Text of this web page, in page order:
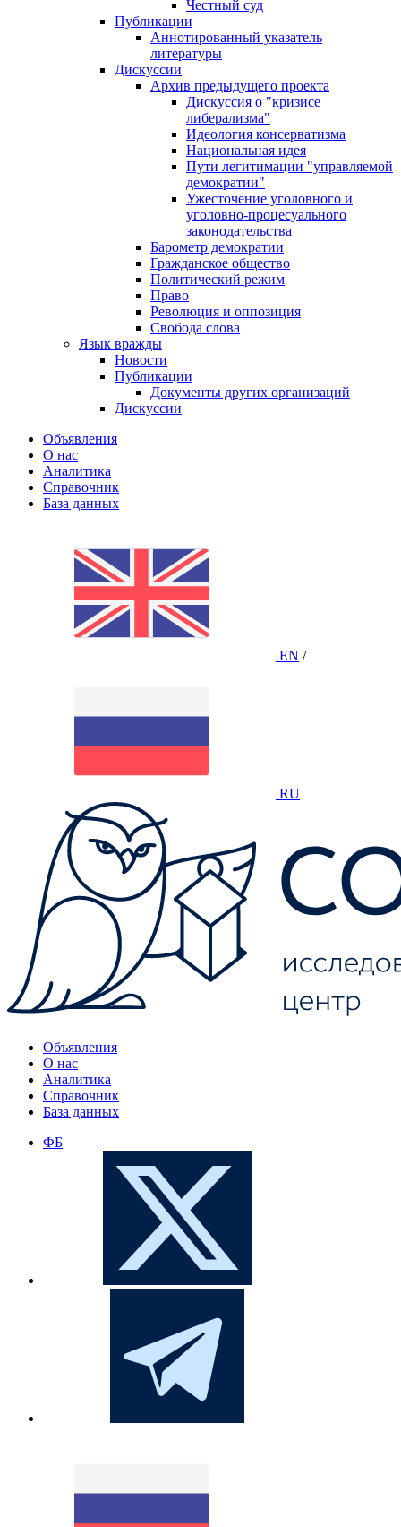
Честный суд
Публикации
Аннотированный указатель
литературы
Дискуссии
Архив предыдущего проекта
Дискуссия о "кризисе
либерализма"
Идеология консерватизма
Национальная идея
Пути легитимации "управляемой
демократии"
Ужесточение уголовного и
уголовно-процесуального
законодательства
Барометр демократии
Гражданское общество
Политический режим
Право
Революция и оппозиция
Свобода слова
Язык вражды
Новости
Публикации
Документы других организаций
Дискуссии
Объявления
О нас
Аналитика
Справочник
База данных
EN /
RU
Объявления
О нас
Аналитика
Справочник
База данных
ФБ